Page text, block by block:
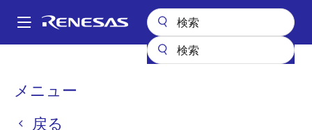
ン
Main
メニュー
戻る
パ
リファレンス・デザイン EU189-HEATPUMPPOCZ
家電製品および産業システ